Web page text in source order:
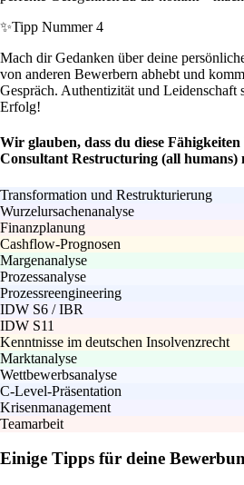
✨Tipp Nummer 4
Mach dir Gedanken über deine
von anderen Bewerbern abhebt und
Gespräch. Authentizität und Leidenschaft
Erfolg!
Wir glauben, dass du diese
Consultant Restructuring (all humans)
Transformation und Restrukturierung
Wurzelursachenanalyse
Finanzplanung
Cashflow-Prognosen
Margenanalyse
Prozessanalyse
Prozessreengineering
IDW S6 / IBR
IDW S11
Kenntnisse im deutschen Insolvenzrecht
Marktanalyse
Wettbewerbsanalyse
C-Level-Präsentation
Krisenmanagement
Teamarbeit
Einige Tipps für deine